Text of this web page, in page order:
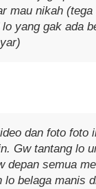
mau nikah
yang gak ada
dan foto
Gw tantang lo
depan semua
belaga manis